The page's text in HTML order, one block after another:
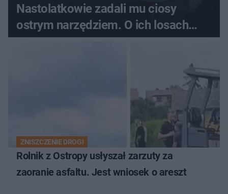
Nastolatkowie zadali mu ciosy
ostrym narzędziem. O ich losach
zdecyduje sąd rodzinny
ZNISZCZENIE DROGI
Rolnik z Ostropy usłyszał zarzuty za
zaoranie asfaltu. Jest wniosek o areszt